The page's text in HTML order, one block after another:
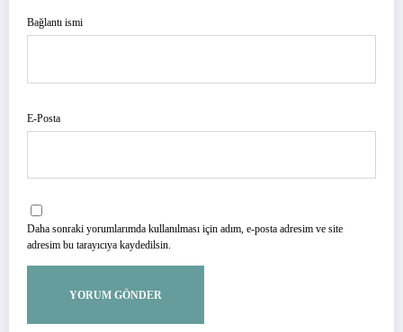
Bağlantı ismi
E-Posta
Daha sonraki yorumlarımda kullanılması için adım, e-posta adresim ve site
adresim bu tarayıcıya kaydedilsin.